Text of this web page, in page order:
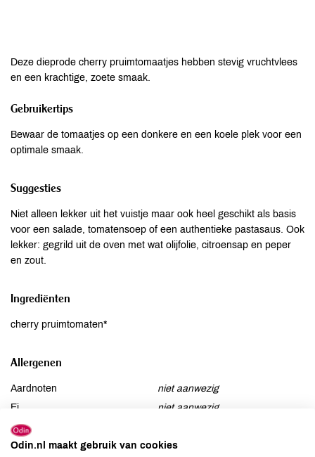
Deze dieprode cherry pruimtomaatjes hebben stevig vruchtvlees
en een krachtige, zoete smaak.
Gebruikertips
Bewaar de tomaatjes op een donkere en een koele plek voor een
optimale smaak.
Suggesties
Niet alleen lekker uit het vuistje maar ook heel geschikt als basis
voor een salade, tomatensoep of een authentieke pastasaus. Ook
lekker: gegrild uit de oven met wat olijfolie, citroensap en peper
en zout.
Ingrediënten
cherry pruimtomaten*
Allergenen
Aardnoten
niet aanwezig
Ei
niet aanwezig
Gluten
Lactose
niet aanwezig
Odin.nl maakt gebruik van cookies